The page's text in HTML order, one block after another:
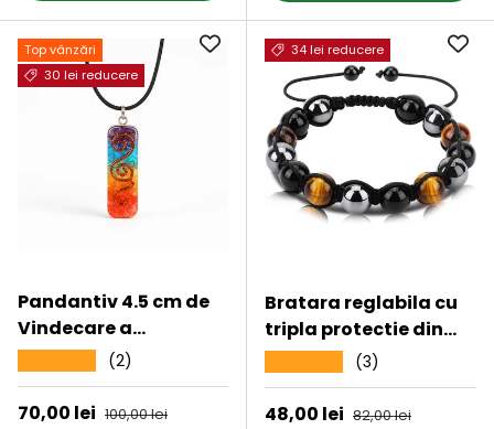
pozitivitatea mentala
Top vânzări
30 lei reducere
Pandantiv 4.5 cm de
Vindecare a
Chakrelor Orgonic cu
Snur - Colier cu 7
Pietre ale Chakrelor
(2)
Preț de vânzare
70,00 lei Preț obișnuit
100,00 lei
34 lei reducere
Bratara reglabila cu
tripla protectie din
obsidian negru, ochi
de tigru si hematit 10
mm - bratara feng
(3)
Preț de vânzare
48,00 lei Preț obișnuit
82,00 lei